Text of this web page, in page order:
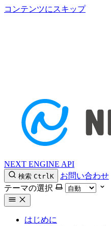
コンテンツにスキップ
NEXT ENGINE API
検索 CtrlK
お問い合わせ
テーマの選択
はじめに